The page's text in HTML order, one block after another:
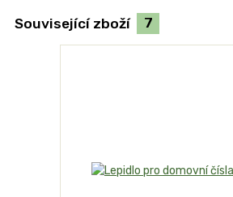
Související zboží 7